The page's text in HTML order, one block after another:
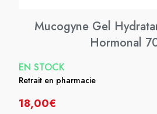
Mucogyne Gel
Hormonal
EN STOCK
Retrait en pharmacie
18,00€